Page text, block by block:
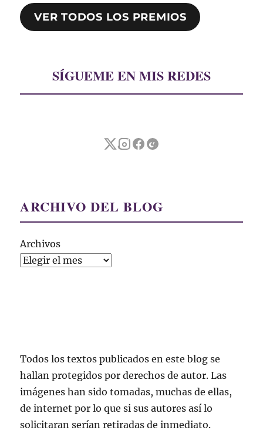
VER TODOS LOS PREMIOS
SÍGUEME EN MIS REDES
ARCHIVO DEL BLOG
Archivos
Todos los textos publicados en este blog se
hallan protegidos por derechos de autor. Las
imágenes han sido tomadas, muchas de ellas,
de internet por lo que si sus autores así lo
solicitaran serían retiradas de inmediato.